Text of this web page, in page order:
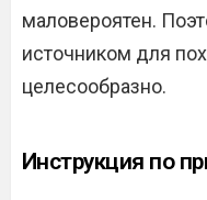
маловероятен.
источником для
целесообразно.
Инструкция по